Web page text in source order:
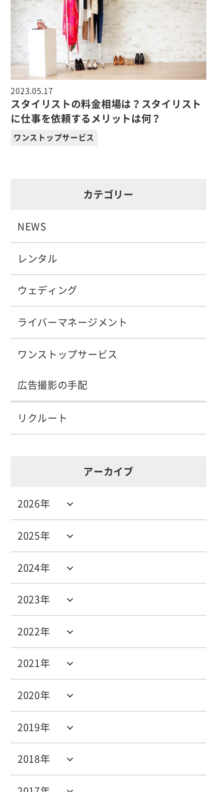
2023.05.17
スタイリストの料金相場は？スタイリスト
に仕事を依頼するメリットは何？
ワンストップサービス
カテゴリー
NEWS
レンタル
ウェディング
ライバーマネージメント
ワンストップサービス
広告撮影の手配
リクルート
アーカイブ
2018年
2019年
2020年
2021年
2022年
2023年
2024年
2025年
2026年